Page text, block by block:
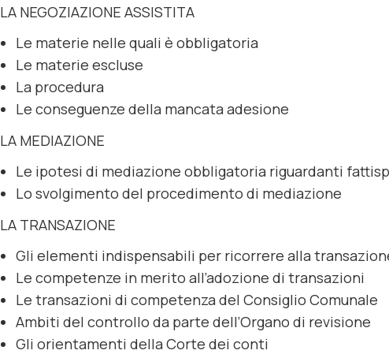
LA NEGOZIAZIONE ASSISTITA
Le materie nelle quali è obbligatoria
Le materie escluse
La procedura
Le conseguenze della mancata adesione
LA MEDIAZIONE
Le ipotesi di mediazione obbligatoria riguardanti
Lo svolgimento del procedimento di mediazione
LA TRANSAZIONE
Gli elementi indispensabili per ricorrere alla
Le competenze in merito all’adozione di transazioni
Le transazioni di competenza del Consiglio Comunale
Ambiti del controllo da parte dell’Organo di revisione
Gli orientamenti della Corte dei conti